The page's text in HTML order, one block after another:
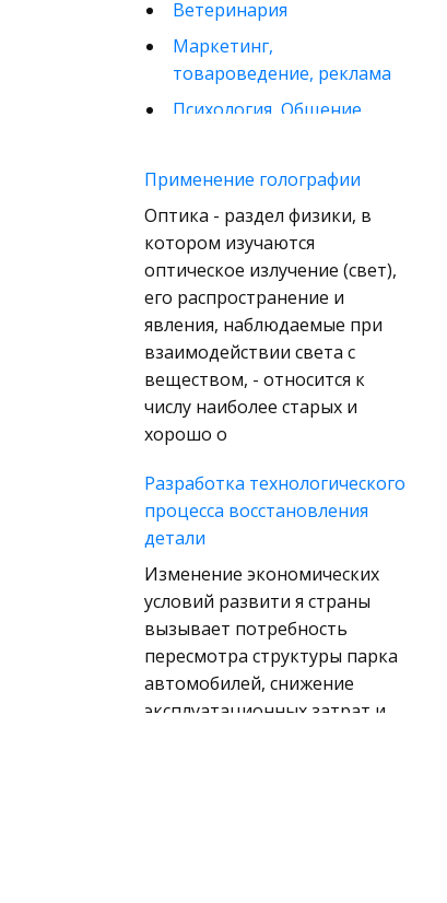
Ветеринария
Маркетинг,
товароведение, реклама
Психология, Общение,
Математика
Финансовое право
Музыка
Международные
экономические и
валютно-кредитные
отношения
Конституционное
(государственное) право
Муниципальное право
России
Право
Физкультура и Спорт
История отечественного
государства и права
Применение голографии
Оптика - раздел физики, в
котором изучаются
оптическое излучение (свет),
его распространение и
явления, наблюдаемые при
взаимодействии света с
веществом, - относится к
числу наиболее старых и
хорошо о
Разработка технологического
процесса восстановления
детали
Изменение экономических
условий развити я страны
вызывает потребность
пересмотра структуры парка
автомобилей, снижение
эксплуатационных затрат и